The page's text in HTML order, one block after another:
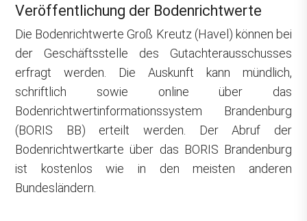
Veröffentlichung der Bodenrichtwerte
Die Bodenrichtwerte Groß Kreutz (Havel) können bei
der Geschäftsstelle des Gutachterausschusses
erfragt werden. Die Auskunft kann mündlich,
schriftlich sowie online über das
Bodenrichtwertinformationssystem Brandenburg
(BORIS BB) erteilt werden. Der Abruf der
Bodenrichtwertkarte über das BORIS Brandenburg
ist kostenlos wie in den meisten anderen
Bundesländern.